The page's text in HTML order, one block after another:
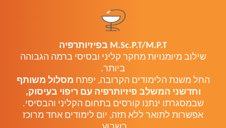
M.Sc.P.T/M.P.T בפיזיותרפיה
שילוב מיומנויות מחקר קליני ובסיסי ברמה הגבוהה
ביותר.
החל משנת הלימודים הקרובה, יפתח מסלול משותף
וחדשני המשלב פיזיותרפיה עם ריפוי בעיסוק,
שבמסגרתו ינתנו קורסים בתחום הקליני והבסיסי.
אפשרות לתואר ללא תזה, יום לימודים אחד מרוכז